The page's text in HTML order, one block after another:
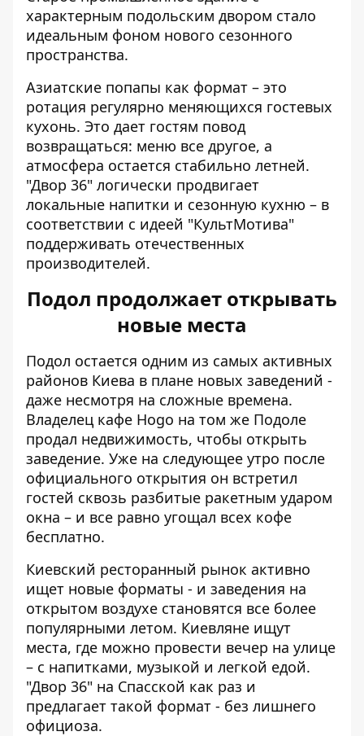
характерным подольским двором стало
идеальным фоном нового сезонного
пространства.
Азиатские попапы как формат – это
ротация регулярно меняющихся гостевых
кухонь. Это дает гостям повод
возвращаться: меню все другое, а
атмосфера остается стабильно летней.
"Двор 36" логически продвигает
локальные напитки и сезонную кухню – в
соответствии с идеей "КультМотива"
поддерживать отечественных
производителей.
Подол продолжает открывать
новые места
Подол остается одним из самых активных
районов Киева в плане новых заведений -
даже несмотря на сложные времена.
Владелец кафе Hogo на том же Подоле
продал недвижимость, чтобы открыть
заведение. Уже на следующее утро после
официального открытия он встретил
гостей сквозь разбитые ракетным ударом
окна – и все равно угощал всех кофе
бесплатно.
Киевский ресторанный рынок активно
ищет новые форматы - и заведения на
открытом воздухе становятся все более
популярными летом. Киевляне ищут
места, где можно провести вечер на улице
– с напитками, музыкой и легкой едой.
"Двор 36" на Спасской как раз и
предлагает такой формат - без лишнего
официоза.